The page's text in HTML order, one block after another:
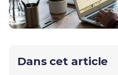
Dans cet article